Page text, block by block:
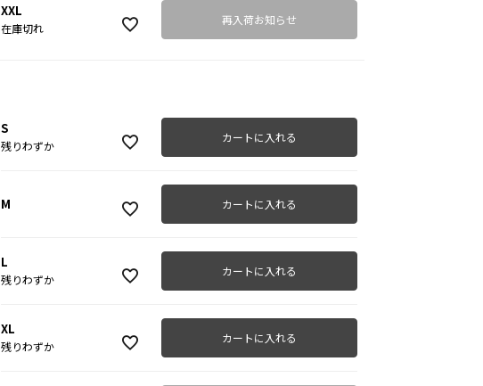
XXL
在庫切れ
再入荷お知らせ
S
残りわずか
カートに入れる
M カートに入れる
L
残りわずか
カートに入れる
XL
残りわずか
カートに入れる